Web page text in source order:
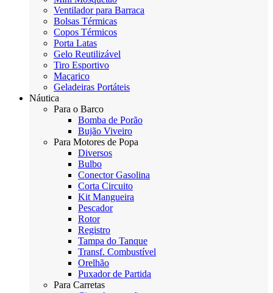
Ventilador para Barraca
Bolsas Térmicas
Copos Térmicos
Porta Latas
Gelo Reutilizável
Tiro Esportivo
Maçarico
Geladeiras Portáteis
Náutica
Para o Barco
Bomba de Porão
Bujão Viveiro
Para Motores de Popa
Diversos
Bulbo
Conector Gasolina
Corta Circuito
Kit Mangueira
Pescador
Rotor
Registro
Tampa do Tanque
Transf. Combustível
Orelhão
Puxador de Partida
Para Carretas